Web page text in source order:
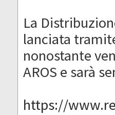
La
lanciata
nonostante
AROS e sarà
https://